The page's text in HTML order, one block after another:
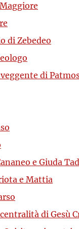
di Zebedeo
di
e Giuda
e Mattia
di Gesù